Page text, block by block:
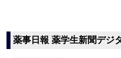
薬事日報 薬学生新聞デジ